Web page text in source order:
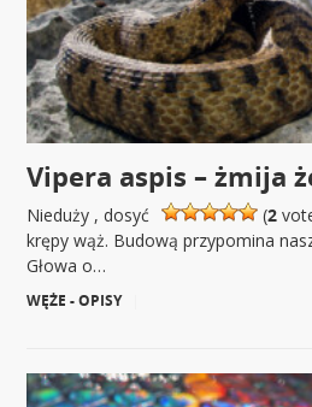
Vipera aspis – żmija
(2
Nieduży , dosyć
krępy wąż. Budową przypomina
Głowa o…
WĘŻE - OPISY